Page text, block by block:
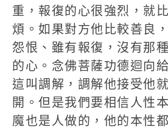
重，報復的心很強烈，就
煩。如果對方他比較善良
怨恨、雖有報復，沒有那
的心。念佛菩薩功德迴向給
這叫調解，調解他接受他
開。但是我們要相信人性本
魔也是人做的，他的本性